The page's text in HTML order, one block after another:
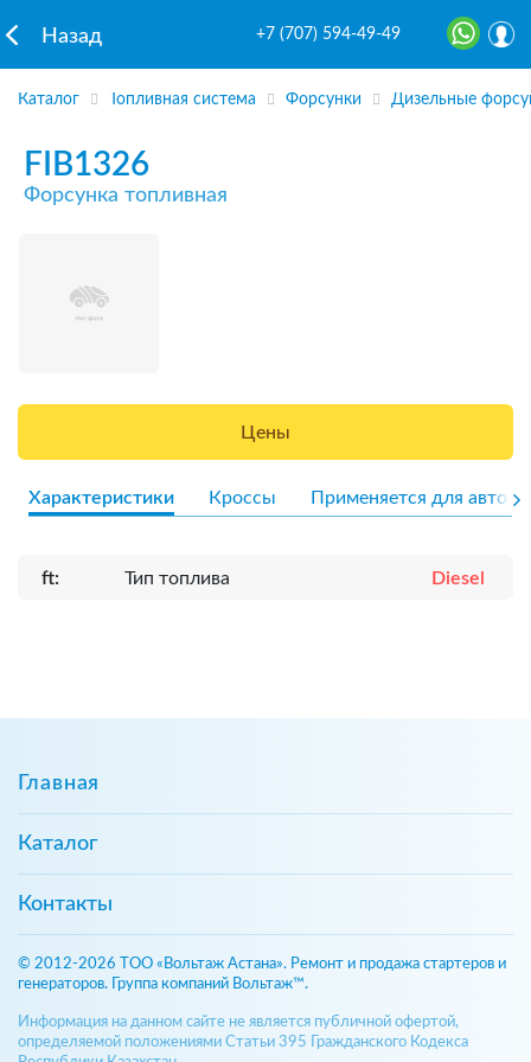
Назад +7 (707) 594-49-49
Каталог Топливная система Форсунки Дизельные
FIB1326
Форсунка топливная
Цены
Характеристики Кроссы Применяется для авто
ft: Тип топлива Diesel
Главная
Каталог
Контакты
© 2012-2026 ТОО «Вольтаж Астана». Ремонт и продажа стартеров и
генераторов. Группа компаний Вольтаж™.
Информация на данном сайте не является публичной офертой,
определяемой положениями Статьи 395 Гражданского Кодекса